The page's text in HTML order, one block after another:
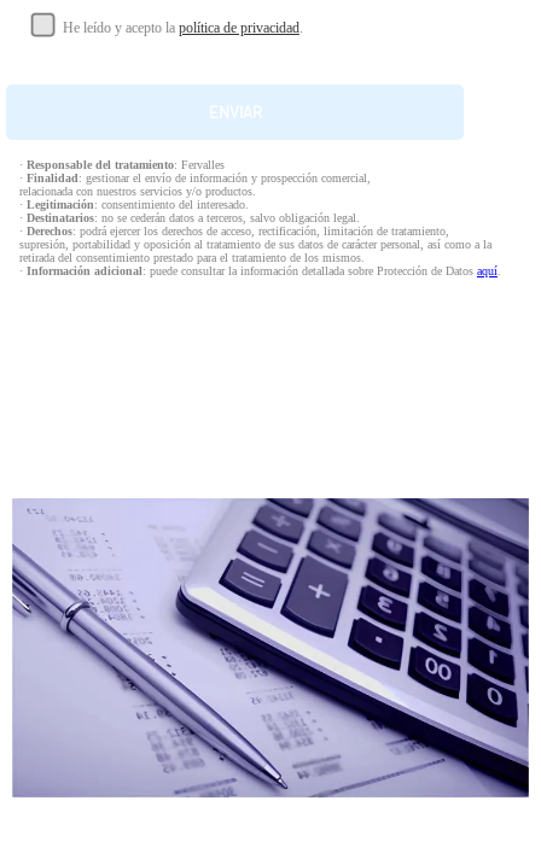
He leído y acepto la política de privacidad.
· Responsable del tratamiento: Fervalles
· Finalidad: gestionar el envío de información y prospección comercial,
relacionada con nuestros servicios y/o productos.
· Legitimación: consentimiento del interesado.
· Destinatarios: no se cederán datos a terceros, salvo obligación legal.
· Derechos: podrá ejercer los derechos de acceso, rectificación, limitación de tratamiento,
supresión, portabilidad y oposición al tratamiento de sus datos de carácter personal, así como a la
retirada del consentimiento prestado para el tratamiento de los mismos.
· Información adicional: puede consultar la información detallada sobre Protección de Datos aquí.